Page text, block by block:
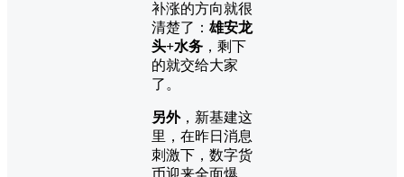
补涨的方向就很
清楚了： 雄安龙
头+水务 ，剩下
的就交给大家
了。
另外，新基建这
里，在昨日消息
刺激下，数字货
币迎来全面爆